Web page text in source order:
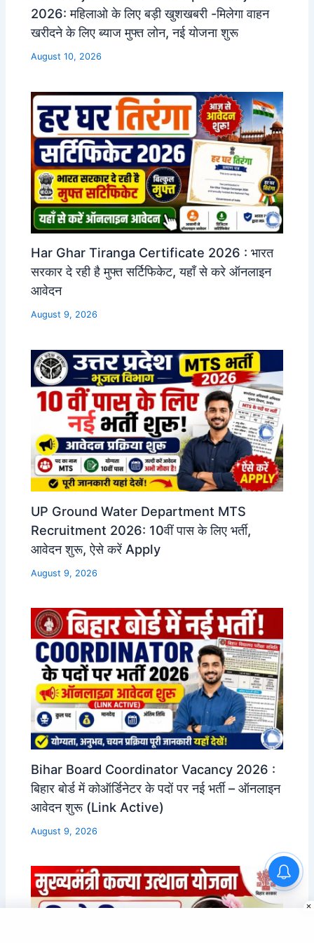
2026: महिलाओ के लिए बड़ी खुशखबरी -मिलेगा वाहन
खरीदने के लिए ब्याज मुफ्त लोन, नई योजना शुरू
August 10, 2026
Har Ghar Tiranga Certificate 2026 : भारत
सरकार दे रही है मुफ्त सर्टिफिकेट, यहाँ से करे ऑनलाइन
आवेदन
August 9, 2026
UP Ground Water Department MTS
Recruitment 2026: 10वीं पास के लिए भर्ती,
आवेदन शुरू, ऐसे करें Apply
August 9, 2026
Bihar Board Coordinator Vacancy 2026 :
बिहार बोर्ड में कोऑर्डिनेटर के पदों पर नई भर्ती – ऑनलाइन
आवेदन शुरू (Link Active)
August 9, 2026